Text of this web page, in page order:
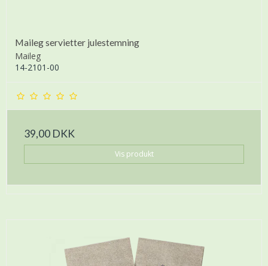
Maileg servietter julestemning
Maileg
14-2101-00
39,00 DKK
Vis produkt